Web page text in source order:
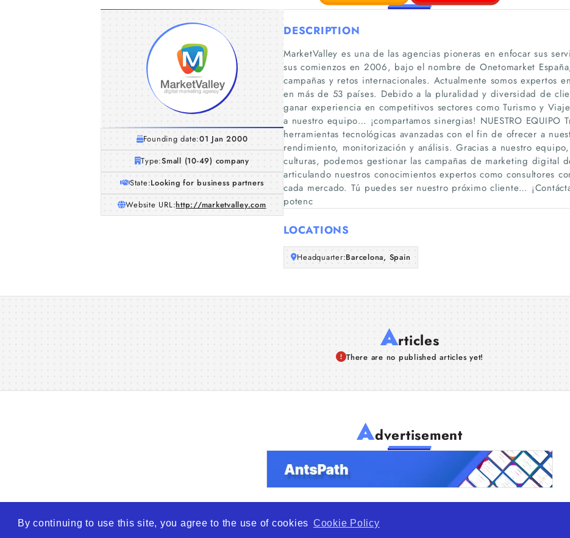
By continuing to use this site, you agree to the use of cookies Cookie Policy
Founding date:01 Jan 2000
Type:Small (10-49) company
State:Looking for business partners
Website URL:http://marketvalley.com
DESCRIPTION
MarketValley es una de las agencias pioneras en enfocar sus
sus comienzos en 2006, bajo el nombre de Onetomarket
campañas y retos internacionales. Actualmente somos expertos
en más de 53 países. Debido a la pluralidad y diversidad de
ganar experiencia en competitivos sectores como Turismo y
a nuestro equipo… ¡compartamos sinergias! NUESTRO EQUIPO
herramientas tecnológicas avanzadas con el fin de ofrecer a
rendimiento, monitorización y análisis. Gracias a nuestro
culturas, podemos gestionar las campañas de marketing digital
articulando nuestros conocimientos expertos como consultores
cada mercado. Tú puedes ser nuestro próximo cliente…
potenc
LOCATIONS
Headquarter:Barcelona, Spain
Articles
There are no published articles yet!
Advertisement
© 2026 WTO – World Trade Opportunity is a global platform open to all types of organizations